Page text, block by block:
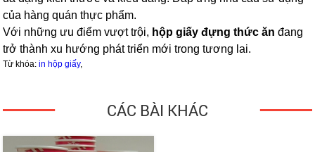
của hàng quán thực phẩm.
Với những ưu điểm vượt trội, hộp giấy đựng thức ăn đang
trở thành xu hướng phát triển mới trong tương lai.
Từ khóa:in hộp giấy,
CÁC BÀI KHÁC